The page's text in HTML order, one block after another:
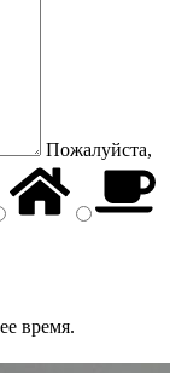
Пожалуйста,
время.